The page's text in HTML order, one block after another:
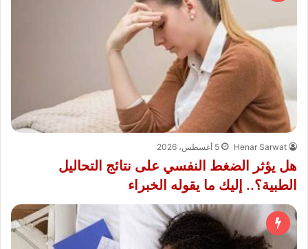
Henar Sarwat 5 أغسطس، 2026
هل يؤثر الضغط النفسي على نتائج التحاليل
الطبية؟.. إليك ما يقوله الخبراء